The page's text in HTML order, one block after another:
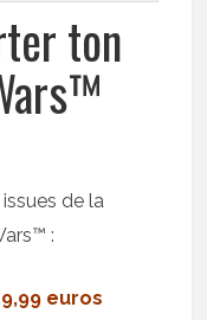
ton
de la
:
euros